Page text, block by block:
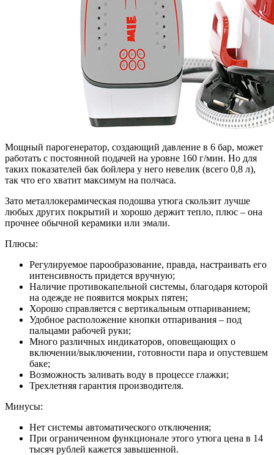
Мощный парогенератор, создающий давление в 6 бар, может
работать с постоянной подачей на уровне 160 г/мин. Но для
таких показателей бак бойлера у него невелик (всего 0,8 л),
так что его хватит максимум на полчаса.
Зато металлокерамическая подошва утюга скользит лучше
любых других покрытий и хорошо держит тепло, плюс – она
прочнее обычной керамики или эмали.
Плюсы:
Регулируемое парообразование, правда, настраивать его
интенсивность придется вручную;
Наличие противокапельной системы, благодаря которой
на одежде не появится мокрых пятен;
Хорошо справляется с вертикальным отпариванием;
Удобное расположение кнопки отпаривания – под
пальцами рабочей руки;
Много различных индикаторов, оповещающих о
включении/выключении, готовности пара и опустевшем
баке;
Возможность заливать воду в процессе глажки;
Трехлетняя гарантия производителя.
Минусы:
Нет системы автоматического отключения;
При ограниченном функционале этого утюга цена в 14
тысяч рублей кажется завышенной.